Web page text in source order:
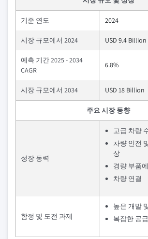
기준 연도 2024
시장 규모에서 2024 USD 9.4 Billion
예측 기간 2025 - 2034
CAGR
6.8%
시장 규모에서 2034 USD 18 Billion
주요 시장 동향
성장 동력
고급 차량
차량 안전
상
경량 부품
차량 연결
함정 및 도전 과제
높은 개발
복잡한 공